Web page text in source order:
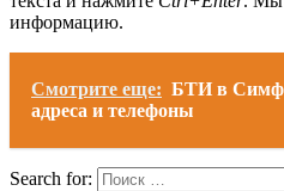
информацию.
Смотрите еще: БТИ в
адреса и телефоны
Search for: